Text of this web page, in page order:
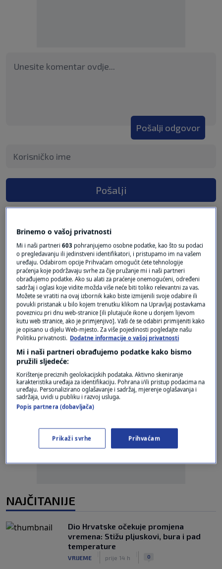
Pošalji odgovor
Pošalji
Oglas
NAJČITANIJE
Dio Hrvatske očekuje promjena
vremena: Stižu pljuskovi, bura i pad
temperature
VRIJEME prije 14 h 0
Brinemo o vašoj privatnosti
Mi i naši partneri603 pohranjujemo osobne podatke, kao što su podaci
o pregledavanju ili jedinstveni identifikatori, i pristupamo im na vašem
uređaju. Odabirom opcije Prihvaćam omogućit ćete tehnologije
praćenja koje podržavaju svrhe za čije pružanje mi i naši partneri
obrađujemo podatke. Ako su alati za praćenje onemogućeni, određeni
sadržaj i oglasi koje vidite možda više neće biti toliko relevantni za vas.
Možete se vratiti na ovaj izbornik kako biste izmijenili svoje odabire ili
povukli pristanak u bilo kojem trenutku klikom na Upravljaj postavkama
poveznicu pri dnu web-stranice [ili plutajuće ikone u donjem lijevom
kutu web stranice, ako je primjenjivo]. Vaši će se odabiri primijeniti kako
je opisano u dijelu Web-mjesto. Za više pojedinosti pogledajte našu
Politiku privatnosti. Dodatne informacije o vašoj privatnosti
Mi i naši partneri obrađujemo podatke kako bismo
pružili sljedeće:
Korištenje preciznih geolokacijskih podataka. Aktivno skeniranje
karakteristika uređaja za identifikaciju. Pohrana i/ili pristup podacima na
uređaju. Personalizirano oglašavanje i sadržaj, mjerenje oglašavanja i
sadržaja, uvidi u publiku i razvoj usluga.
Popis partnera (dobavljača)
Prikaži svrhe Prihvaćam